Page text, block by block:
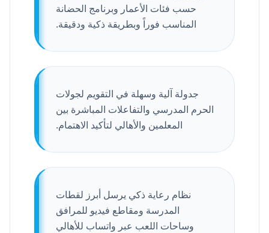
حسب فئات الأعمار وبرنامج الحضانة
المناسب فوراً وبطريقة ذكية ودقيقة.
جدولة آلية وسهلة في التقويم لجولات
الحرم المدرسي والتفاعلات المباشرة بين
المعلمين والأهالي لتأكيد الاهتمام.
نظام رعاية ذكي يرسل أبرز لقطات
المدرسة ومقاطع فيديو للمرافق
وساحات اللعب عبر واتساب للأهالي